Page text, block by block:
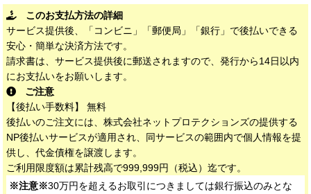
このお支払方法の詳細
サービス提供後、「コンビニ」「郵便局」「銀行」で後払いできる
安心・簡単な決済方法です。
請求書は、サービス提供後に郵送されますので、発行から14日以内
にお支払いをお願いします。
ご注意
【後払い手数料】 無料
後払いのご注文には、株式会社ネットプロテクションズの提供する
NP後払いサービスが適用され、同サービスの範囲内で個人情報を提
供し、代金債権を譲渡します。
ご利用限度額は累計残高で999,999円（税込）迄です。
※注意※30万円を超えるお取引につきましては銀行振込のみとな